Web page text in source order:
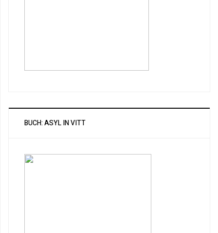
BUCH: ASYL IN VITT